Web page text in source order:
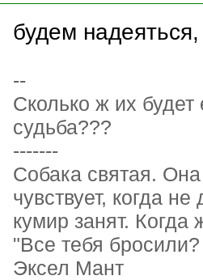
будем
--
Сколько ж их
судьба???
-------
Собака святая.
чувствует, когда
кумир занят. Когда
"Все тебя
Эксел Мант